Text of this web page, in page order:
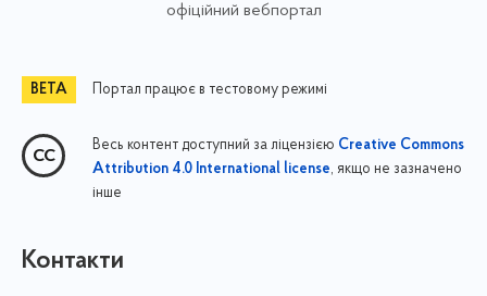
офіційний вебпортал
Портал працює в тестовому режимі
Весь контент доступний за ліцензією Creative Commons
Attribution 4.0 International license, якщо не зазначено
інше
Контакти